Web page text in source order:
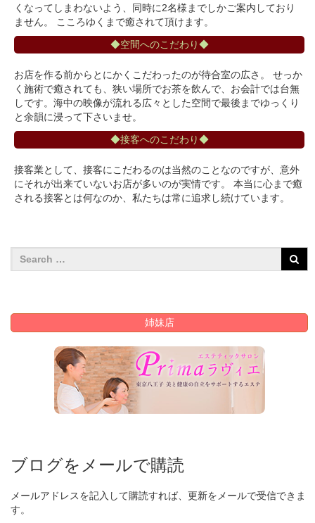
くなってしまわないよう、同時に2名様までしかご案内しており
ません。 こころゆくまで癒されて頂けます。
◆空間へのこだわり◆
お店を作る前からとにかくこだわったのが待合室の広さ。 せっか
く施術で癒されても、狭い場所でお茶を飲んで、お会計では台無
しです。海中の映像が流れる広々とした空間で最後までゆっくり
と余韻に浸って下さいませ。
◆接客へのこだわり◆
接客業として、接客にこだわるのは当然のことなのですが、意外
にそれが出来ていないお店が多いのが実情です。 本当に心まで癒
される接客とは何なのか、私たちは常に追求し続けています。
姉妹店
ブログをメールで購読
メールアドレスを記入して購読すれば、更新をメールで受信できま
す。